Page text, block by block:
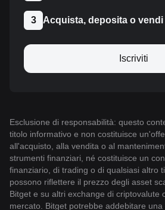
3 Acquista, deposita o
Iscriviti
Esclusione di responsabilità: questo
titolo informativo e non costituisce
all'acquisto, alla vendita o al
strumenti finanziari, né costituisce un
finanziario, di trading o di qualsiasi altro
possono riflettere il prezzo degli asset
Bitget e su altri exchange di criptovalute
mercato. Bitget potrebbe addebitare